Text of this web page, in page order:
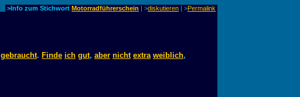
>Info zum Stichwort Motorradführerschein | >diskutieren | >Permalink
gebraucht. Finde ich gut, aber nicht extra weiblich,